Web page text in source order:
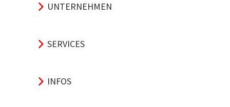
UNTERNEHMEN
SERVICES
INFOS